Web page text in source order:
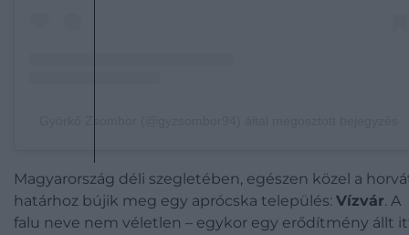
Magyarország déli szegletében, egészen közel a
határhoz bújik meg egy aprócska település: Vízvár. A
falu neve nem véletlen – egykor egy erődítmény állt